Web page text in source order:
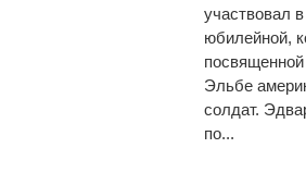
участвовал
юбилейной,
Эльбе
солдат.
по...